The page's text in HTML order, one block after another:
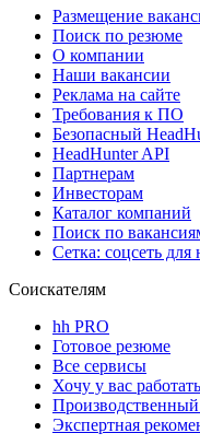
Размещение
Поиск по резюме
О компании
Наши вакансии
Реклама на сайте
Требования к ПО
Безопасный
HeadHunter API
Партнерам
Инвесторам
Каталог компаний
Поиск по
Сетка: соцсеть для
Соискателям
hh PRO
Готовое резюме
Все сервисы
Хочу у вас работать
Производственный
Экспертная